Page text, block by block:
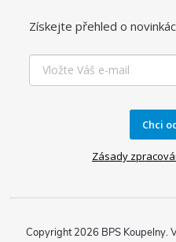
Získejte přehled o
Chci
Zásady
Copyright 2026 BPS Koupelny.